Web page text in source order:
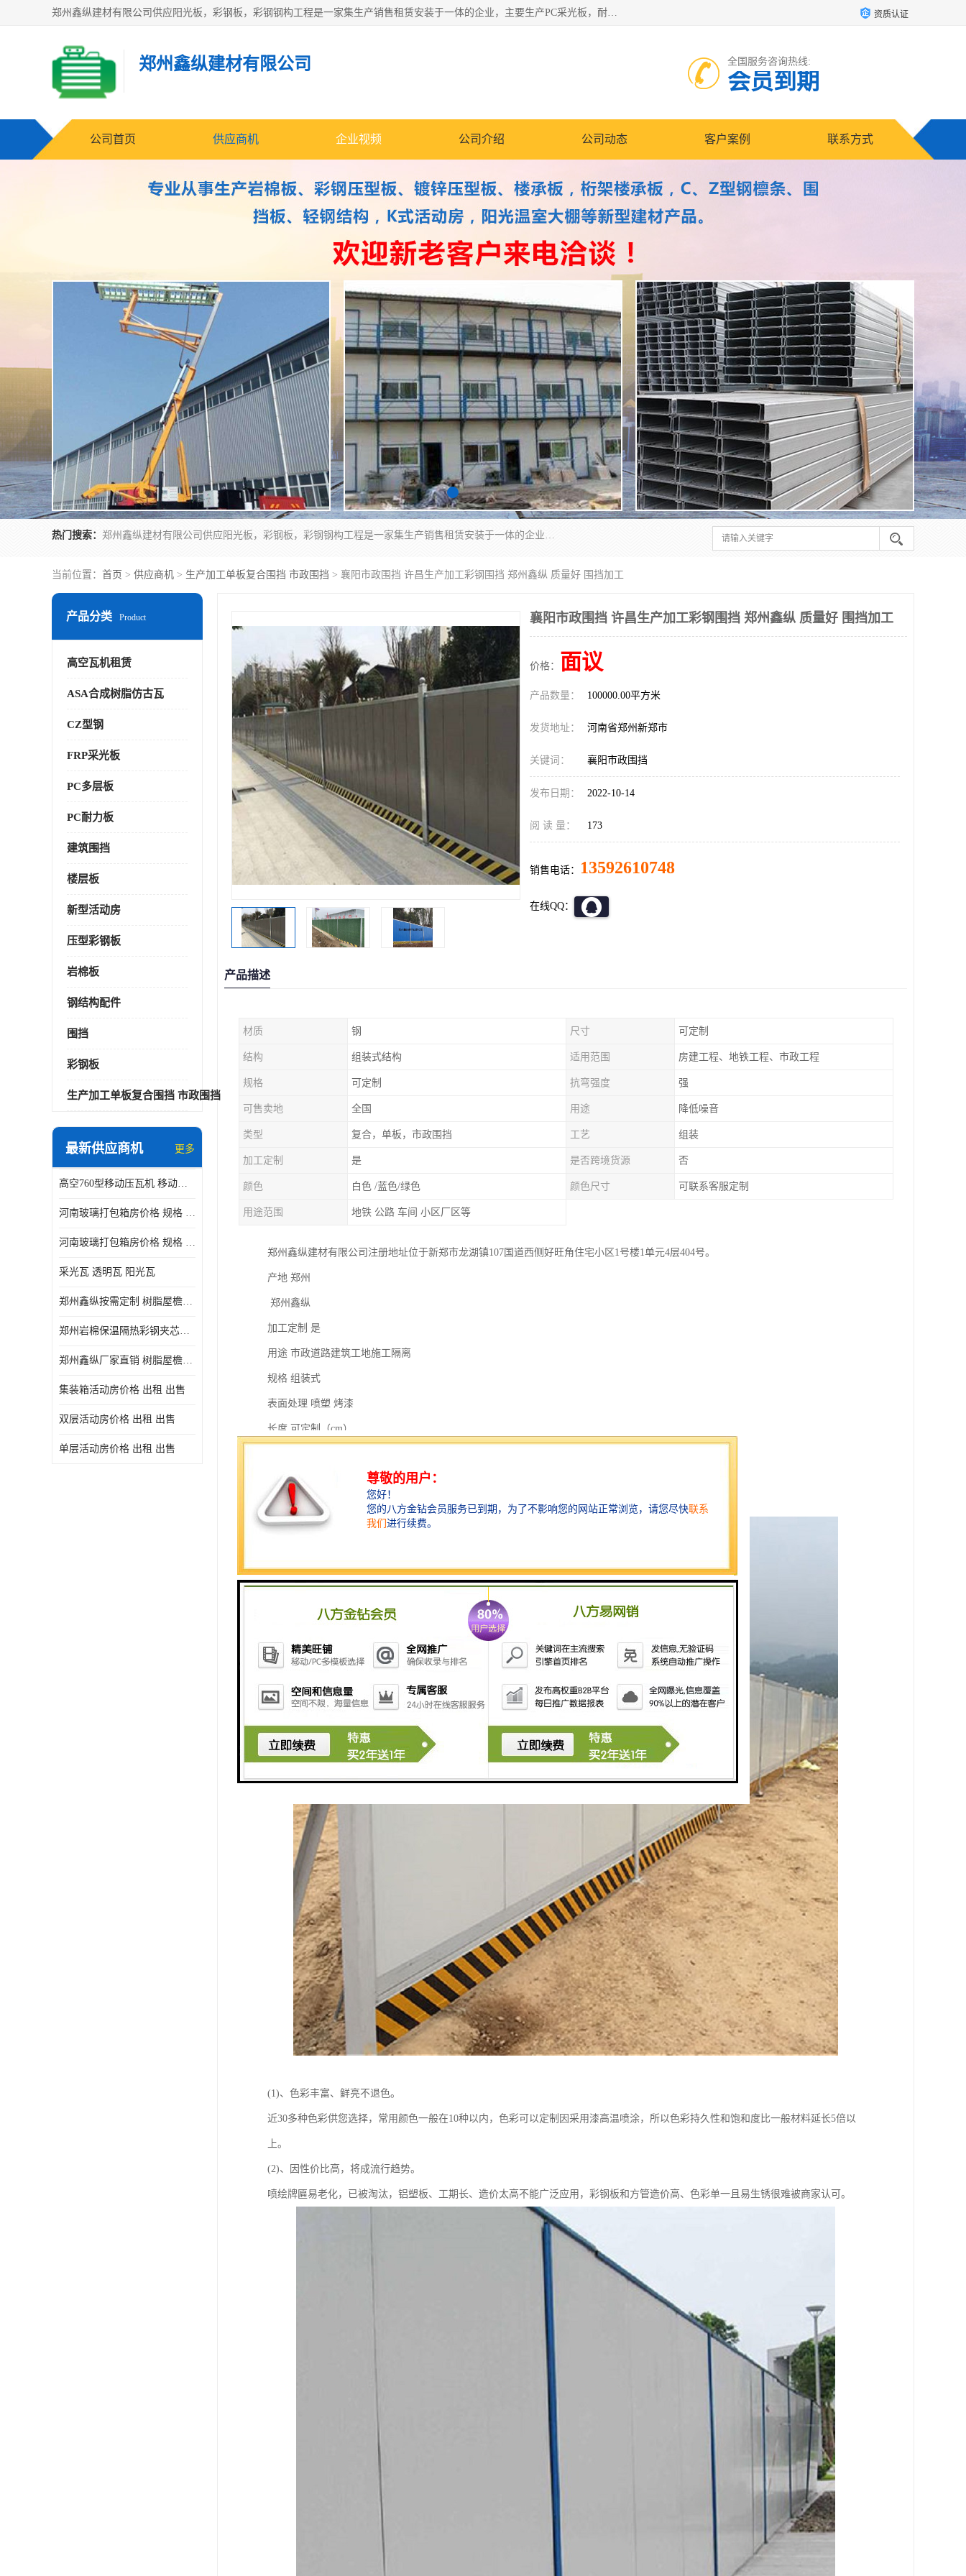
郑州鑫纵建材有限公司供应阳光板，彩钢板，彩钢钢构工程是一家集生产销售租赁安装于一体的企业，主要生产PC采光板，耐力板，仿古琉璃采光板，岩棉板、彩钢压型板、镀锌压型板、桁架楼承板，C、Z型钢檩条、围挡板、轻钢结构，阳光温室大棚等新型建材产品。公司旗下有多台移动式高空压瓦机租赁，承接全国各地业务，专业对外租赁各种型号压瓦机。 资质认证
郑州鑫纵建材有限公司 全国服务咨询热线:
会员到期
公司首页 供应商机 企业视频 公司介绍 公司动态 客户案例 联系方式
热门搜索： 郑州鑫纵建材有限公司供应阳光板，彩钢板，彩钢钢构工程是一家集生产销售租赁安装于一体的企业，主要生产PC采光板，耐力板，仿古琉璃采光板，岩棉板、彩钢压型板、镀锌压型板、桁架楼承板，C、Z型钢檩条、围挡板、轻钢结构，阳光温室大棚等新型建材产品。公司旗下有多台移动式高空压瓦机租赁，承接全国各地业务，专业对外租赁各种型号压瓦机。
当前位置： 首页 > 供应商机 > 生产加工单板复合围挡 市政围挡 > 襄阳市政围挡 许昌生产加工彩钢围挡 郑州鑫纵 质量好 围挡加工
产品分类 Product
高空瓦机租赁
ASA合成树脂仿古瓦
CZ型钢
FRP采光板
PC多层板
PC耐力板
建筑围挡
楼层板
新型活动房
压型彩钢板
岩棉板
钢结构配件
围挡
彩钢板
生产加工单板复合围挡 市政围挡
最新供应商机 更多
高空760型移动压瓦机 移动升降制瓦设备租赁选郑州鑫纵
河南玻璃打包箱房价格 规格 鑫纵建材按需定制
河南玻璃打包箱房价格 规格 鑫纵建材批发
采光瓦 透明瓦 阳光瓦
郑州鑫纵按需定制 树脂屋檐装饰塑料琉璃瓦片 中式仿古瓦的特点 价格
郑州岩棉保温隔热彩钢夹芯板 郑州鑫纵支持定做
郑州鑫纵厂家直销 树脂屋檐装饰塑料琉璃瓦片 中式仿古瓦的特点 价格
集装箱活动房价格 出租 出售
双层活动房价格 出租 出售
单层活动房价格 出租 出售
襄阳市政围挡 许昌生产加工彩钢围挡 郑州鑫纵 质量好 围挡加工
价格： 面议
产品数量： 100000.00平方米
发货地址： 河南省郑州新郑市
关键词： 襄阳市政围挡
发布日期： 2022-10-14
阅 读 量： 173
销售电话： 13592610748
在线QQ：
产品描述
材质 钢 尺寸 可定制
结构 组装式结构 适用范围 房建工程、地铁工程、市政工程
规格 可定制 抗弯强度 强
可售卖地 全国 用途 降低噪音
类型 复合，单板，市政围挡 工艺 组装
加工定制 是 是否跨境货源 否
颜色 白色 /蓝色/绿色 颜色尺寸 可联系客服定制
用途范围 地铁 公路 车间 小区厂区等
郑州鑫纵建材有限公司注册地址位于新郑市龙湖镇107国道西侧好旺角住宅小区1号楼1单元4层404号。
产地 郑州
郑州鑫纵
加工定制 是
用途 市政道路建筑工地施工隔离
规格 组装式
表面处理 喷塑 烤漆
长度 可定制（cm）
高度 200（cm）
年限 10年
(1)、色彩丰富、鲜亮不退色。
近30多种色彩供您选择，常用颜色一般在10种以内，色彩可以定制因采用漆高温喷涂，所以色彩持久性和饱和度比一般材料延长5倍以
上。
(2)、因性价比高，将成流行趋势。
喷绘牌匾易老化，已被淘汰，铝塑板、工期长、造价太高不能广泛应用，彩钢板和方管造价高、色彩单一且易生锈很难被商家认可。